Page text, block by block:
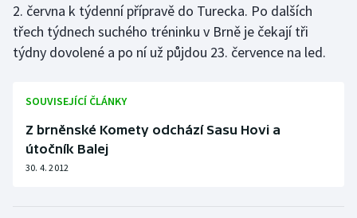
Short track
Sportovní střelba
Stolní tenis
Triatlon
Veslování
2. června k týdenní přípravě do Turecka. Po dalších
třech týdnech suchého tréninku v Brně je čekají tři
týdny dovolené a po ní už půjdou 23. července na led.
SOUVISEJÍCÍ ČLÁNKY
Z brněnské Komety odchází Sasu Hovi a
útočník Balej
30. 4. 2012